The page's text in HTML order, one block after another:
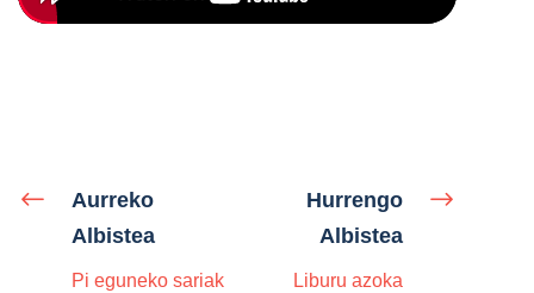
Aurreko
Albistea
Pi eguneko sariak
Hurrengo
Albistea
Liburu azoka